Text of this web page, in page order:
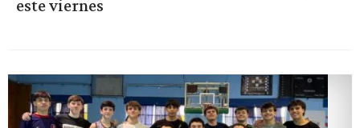
este viernes